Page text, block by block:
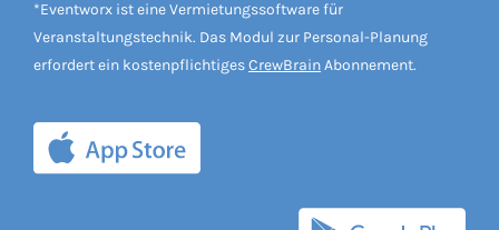
*Eventworx ist eine Vermietungssoftware für
Veranstaltungstechnik. Das Modul zur Personal-Planung
erfordert ein kostenpflichtiges CrewBrain Abonnement.